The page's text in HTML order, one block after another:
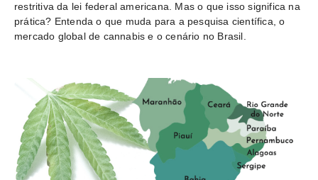
restritiva da lei federal americana. Mas o que isso significa na
prática? Entenda o que muda para a pesquisa científica, o
mercado global de cannabis e o cenário no Brasil.